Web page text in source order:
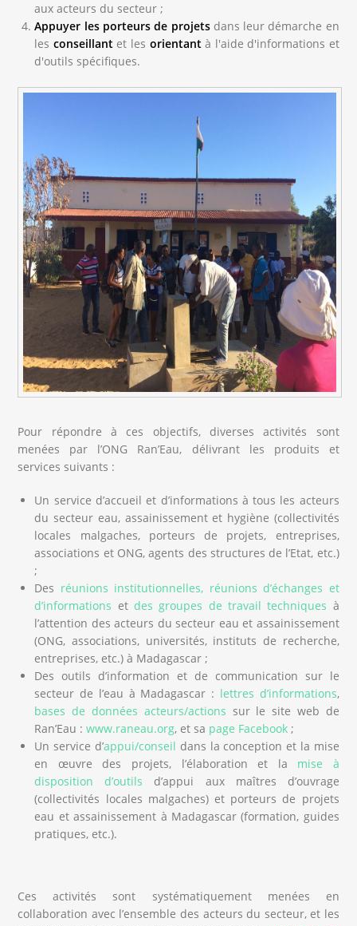
aux acteurs du secteur ;
Appuyer les porteurs de projetsdans leur démarche en
les conseillant et les orientantà l'aide d'informations et
d'outils spécifiques.
Pour répondre à ces objectifs, diverses activités sont
menées par l’ONG Ran’Eau, délivrant les produits et
services suivants :
Un service d’accueil et d’informations à tous les acteurs
du secteur eau, assainissement et hygiène (collectivités
locales malgaches, porteurs de projets, entreprises,
associations et ONG, agents des structures de l’Etat, etc.)
;
Des réunions institutionnelles, réunions d’échanges et
d’informations etdes groupes de travail techniques à
l’attention des acteurs du secteur eau et assainissement
(ONG, associations, universités, instituts de recherche,
entreprises, etc.) à Madagascar ;
Des outils d’information et de communication sur le
secteur de l’eau à Madagascar : lettres d’informations,
bases de données acteurs/actions sur le site web de
Ran’Eau :www.raneau.org, et sa page Facebook ;
Un service d’appui/conseil dans la conception et la mise
en œuvre des projets, l’élaboration et la mise à
disposition d’outils d’appui aux maîtres d’ouvrage
(collectivités locales malgaches) et porteurs de projets
eau et assainissement à Madagascar (formation, guides
pratiques, etc.).
Ces activités sont systématiquement menées en
collaboration avec l’ensemble des acteurs du secteur, et les